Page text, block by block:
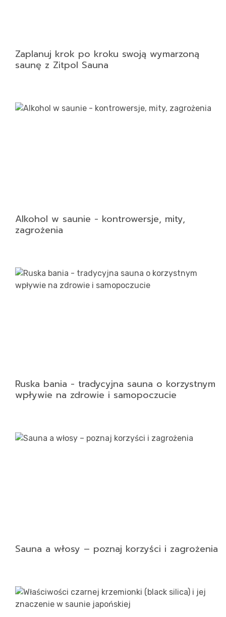
Zaplanuj krok po kroku swoją wymarzoną
saunę z Zitpol Sauna
Alkohol w saunie - kontrowersje, mity,
zagrożenia
Ruska bania - tradycyjna sauna o korzystnym
wpływie na zdrowie i samopoczucie
Sauna a włosy – poznaj korzyści i zagrożenia